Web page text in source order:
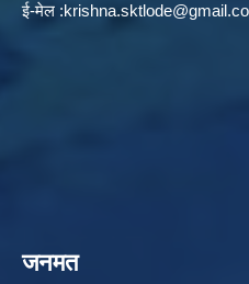
ई-मेल :
जनमत